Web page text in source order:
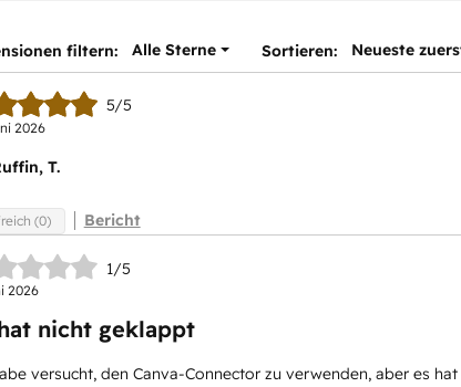
filtern: Alle Sterne Sortieren: Neueste
5/5
2026
T.
(0) Bericht
1/5
2026
nicht geklappt
versucht, den Canva-Connector zu verwenden, aber es